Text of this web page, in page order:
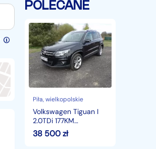
POLECANE
Volkswagen
Tiguan
I
2.0TDi
177KM
Zarejestrowany
Super
Stan
Piła, wielkopolskie
Volkswagen Tiguan I
2.0TDi 177KM
Zarejestrowany Super
Stan
38 500zł